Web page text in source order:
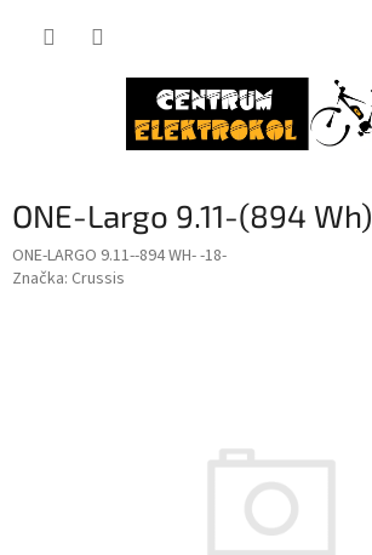
ONE-Largo 9.11-(894 Wh)
ONE-LARGO 9.11--894 WH- -18-
Značka: Crussis